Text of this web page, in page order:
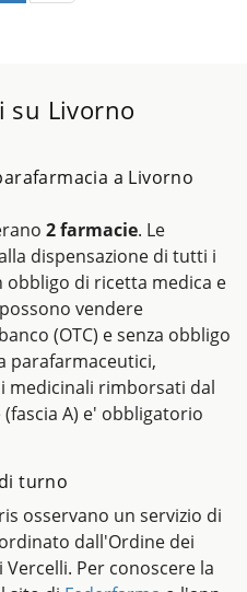
su Livorno
a Livorno
2 farmacie. Le
dispensazione di tutti i
obbligo di ricetta medica e
possono vendere
(OTC) e senza obbligo
parafarmaceutici,
medicinali rimborsati dal
A) e' obbligatorio
turno
osservano un servizio di
dall'Ordine dei
Per conoscere la